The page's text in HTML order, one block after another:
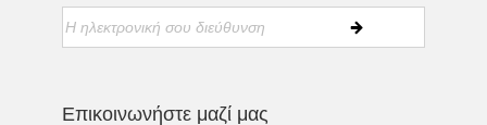
Επικοινωνήστε μαζί μας